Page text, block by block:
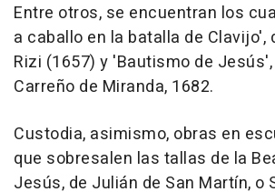
Entre otros, se encuentran los
a caballo en la batalla de Clavijo',
Rizi (1657) y 'Bautismo de
Carreño de Miranda, 1682.
Custodia, asimismo, obras en
que sobresalen las tallas de la
Jesús, de Julián de San Martín, o